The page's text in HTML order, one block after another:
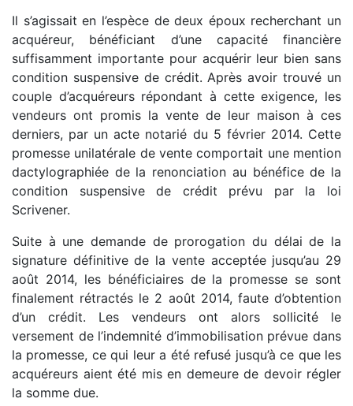
Il s’agissait en l’espèce de deux époux recherchant un
acquéreur, bénéficiant d’une capacité financière
suffisamment importante pour acquérir leur bien sans
condition suspensive de crédit. Après avoir trouvé un
couple d’acquéreurs répondant à cette exigence, les
vendeurs ont promis la vente de leur maison à ces
derniers, par un acte notarié du 5 février 2014. Cette
promesse unilatérale de vente comportait une mention
dactylographiée de la renonciation au bénéfice de la
condition suspensive de crédit prévu par la loi
Scrivener.
Suite à une demande de prorogation du délai de la
signature définitive de la vente acceptée jusqu’au 29
août 2014, les bénéficiaires de la promesse se sont
finalement rétractés le 2 août 2014, faute d’obtention
d’un crédit. Les vendeurs ont alors sollicité le
versement de l’indemnité d’immobilisation prévue dans
la promesse, ce qui leur a été refusé jusqu’à ce que les
acquéreurs aient été mis en demeure de devoir régler
la somme due.